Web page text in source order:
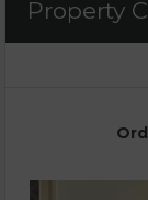
Property